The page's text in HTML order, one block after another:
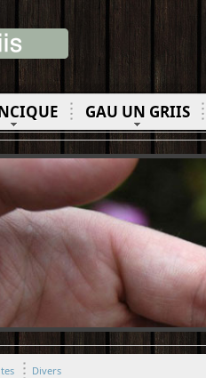
GAU UN GRIIS
Divers